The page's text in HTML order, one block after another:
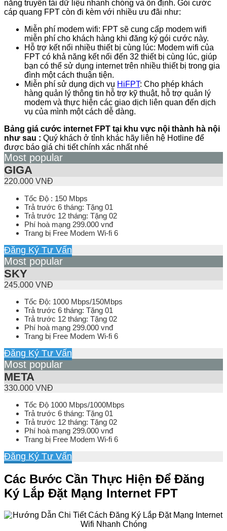
năng truyền tải dữ liệu nhanh chóng và ổn định. Gói cước
cáp quang FPT còn đi kèm với nhiều ưu đãi như:
Miễn phí modem wifi: FPT sẽ cung cấp modem wifi
miễn phí cho khách hàng khi đăng ký gói cước này.
Hỗ trợ kết nối nhiều thiết bị cùng lúc: Modem wifi của
FPT có khả năng kết nối đến 32 thiết bị cùng lúc, giúp
bạn có thể sử dụng internet trên nhiều thiết bị trong gia
đình một cách thuận tiện.
Miễn phí sử dụng dịch vụ HiFPT: Cho phép khách
hàng quản lý thông tin hỗ trợ kỹ thuật, hỗ trợ quản lý
modem và thực hiện các giao dịch liên quan đến dịch
vụ của mình một cách dễ dàng.
Bảng giá cước internet FPT tại khu vực nội thành hà nội
như sau : Quý khách ở tỉnh khác hãy liên hệ Hotline để
được báo giá chi tiết chính xác nhất nhé
Most popular
GIGA
220.000 VNĐ
Tốc Độ : 150 Mbps
Trả trước 6 tháng: Tặng 01
Trả trước 12 tháng: Tặng 02
Phí hoà mạng 299.000 vnđ
Trang bị Free Modem Wi-fi 6
Đăng Ký Tư Vấn
Most popular
SKY
245.000 VNĐ
Tốc Độ: 1000 Mbps/150Mbps
Trả trước 6 tháng: Tặng 01
Trả trước 12 tháng: Tặng 02
Phí hoà mạng 299.000 vnđ
Trang bị Free Modem Wi-fi 6
Đăng Ký Tư Vấn
Most popular
META
330.000 VNĐ
Tốc Độ 1000 Mbps/1000Mbps
Trả trước 6 tháng: Tặng 01
Trả trước 12 tháng: Tặng 02
Phí hoà mạng 299.000 vnđ
Trang bị Free Modem Wi-fi 6
Đăng Ký Tư Vấn
Các Bước Cần Thực Hiện Để Đăng
Ký Lắp Đặt Mạng Internet FPT